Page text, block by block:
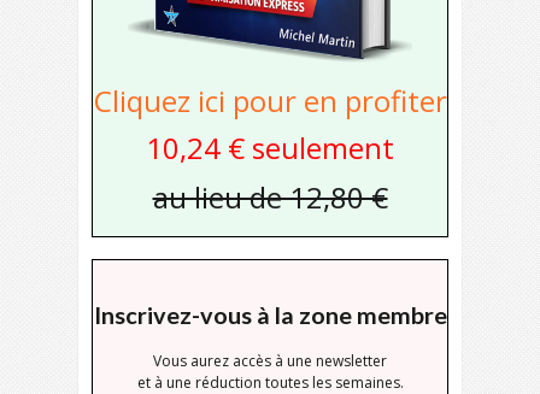
Cliquez ici pour en profiter
10,24 € seulement
au lieu de 12,80 €
Inscrivez-vous à la zone membre
Vous aurez accès à une newsletter
et à une réduction toutes les semaines.